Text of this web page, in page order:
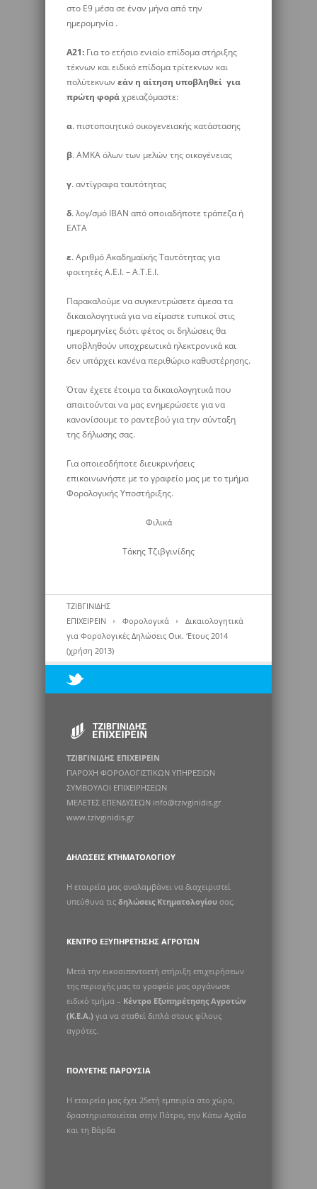
στο Ε9 μέσα σε έναν μήνα από την
ημερομηνία .
Α21: Για το ετήσιο ενιαίο επίδομα στήριξης
τέκνων και ειδικό επίδομα τρίτεκνων και
πολύτεκνων εάν η αίτηση υποβληθεί για
πρώτη φοράχρειαζόμαστε:
α. πιστοποιητικό οικογενειακής κατάστασης
β. ΑΜΚΑ όλων των μελών της οικογένειας
γ. αντίγραφα ταυτότητας
δ. λογ/σμό ΙΒΑΝ από οποιαδήποτε τράπεζα ή
ΕΛΤΑ
ε. Αριθμό Ακαδημαϊκής Ταυτότητας για
φοιτητές Α.Ε.Ι. – Α.Τ.Ε.Ι.
Παρακαλούμε να συγκεντρώσετε άμεσα τα
δικαιολογητικά για να είμαστε τυπικοί στις
ημερομηνίες διότι φέτος οι δηλώσεις θα
υποβληθούν υποχρεωτικά ηλεκτρονικά και
δεν υπάρχει κανένα περιθώριο καθυστέρησης.
Όταν έχετε έτοιμα τα δικαιολογητικά που
απαιτούνται να μας ενημερώσετε για να
κανονίσουμε το ραντεβού για την σύνταξη
της δήλωσης σας.
Για οποιεσδήποτε διευκρινήσεις
επικοινωνήστε με το γραφείο μας με το τμήμα
Φορολογικής Υποστήριξης.
Φιλικά
Τάκης Τζιβγινίδης
ΤΖΙΒΓΙΝΙΔΗΣ
ΕΠΙΧΕΙΡΕΙΝ
Φορολογικά
Δικαιολογητικά
για Φορολογικές Δηλώσεις Οικ. ‘Ετους 2014
(χρήση 2013)
ΤΖΙΒΓΙΝΙΔΗΣ ΕΠΙΧΕΙΡΕΙΝ
ΠΑΡΟΧΗ ΦΟΡΟΛΟΓΙΣΤΙΚΩΝ ΥΠΗΡΕΣΙΩΝ
ΣΥΜΒΟΥΛΟΙ ΕΠΙΧΕΙΡΗΣΕΩΝ
ΜΕΛΕΤΕΣ ΕΠΕΝΔΥΣΕΩΝ info@tzivginidis.gr
www.tzivginidis.gr
ΔΗΛΏΣΕΙΣ ΚΤΗΜΑΤΟΛΟΓΊΟΥ
Η εταιρεία μας αναλαμβάνει να διαχειριστεί
υπεύθυνα τις δηλώσεις Κτηματολογίου σας.
ΚΈΝΤΡΟ ΕΞΥΠΗΡΈΤΗΣΗΣ ΑΓΡΟΤΏΝ
Μετά την εικοσιπενταετή στήριξη επιχειρήσεων
της περιοχής μας το γραφείο μας οργάνωσε
ειδικό τμήμα – Κέντρο Εξυπηρέτησης Αγροτών
(Κ.Ε.Α.) για να σταθεί διπλά στους φίλους
αγρότες.
ΠΟΛΥΕΤΉΣ ΠΑΡΟΥΣΊΑ
Η εταιρεία μας έχει 25ετή εμπειρία στο χώρο,
δραστηριοποιείται στην Πάτρα, την Κάτω Αχαΐα
και τη Βάρδα